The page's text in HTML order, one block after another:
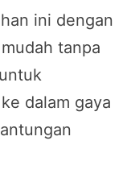
ini dengan
tanpa
dalam gaya